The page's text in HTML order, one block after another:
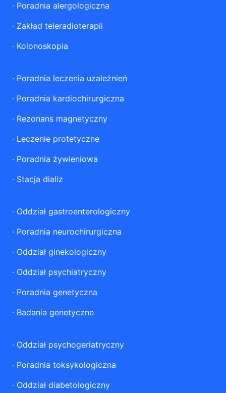
· Poradnia alergologiczna
· Zakład teleradioterapii
· Kolonoskopia
· Poradnia leczenia uzależnień
· Poradnia kardiochirurgiczna
· Rezonans magnetyczny
· Leczenie protetyczne
· Poradnia żywieniowa
· Stacja dializ
· Oddział gastroenterologiczny
· Poradnia neurochirurgiczna
· Oddział ginekologiczny
· Oddział psychiatryczny
· Poradnia genetyczna
· Badania genetyczne
· Oddział psychogeriatryczny
· Poradnia toksykologiczna
· Oddział diabetologiczny